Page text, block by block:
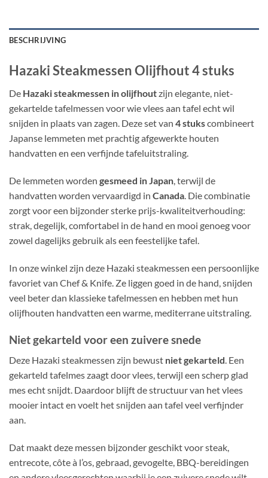
BESCHRIJVING
Hazaki Steakmessen Olijfhout 4 stuks
De Hazaki steakmessen in olijfhoutzijn elegante, niet-
gekartelde tafelmessen voor wie vlees aan tafel echt wil
snijden in plaats van zagen. Deze set van 4 stukscombineert
Japanse lemmeten met prachtig afgewerkte houten
handvatten en een verfijnde tafeluitstraling.
De lemmeten worden gesmeed in Japan, terwijl de
handvatten worden vervaardigd in Canada. Die combinatie
zorgt voor een bijzonder sterke prijs-kwaliteitverhouding:
strak, degelijk, comfortabel in de hand en mooi genoeg voor
zowel dagelijks gebruik als een feestelijke tafel.
In onze winkel zijn deze Hazaki steakmessen een persoonlijke
favoriet van Chef & Knife. Ze liggen goed in de hand, snijden
veel beter dan klassieke tafelmessen en hebben met hun
olijfhouten handvatten een warme, mediterrane uitstraling.
Niet gekarteld voor een zuivere snede
Deze Hazaki steakmessen zijn bewust niet gekarteld. Een
gekarteld tafelmes zaagt door vlees, terwijl een scherp glad
mes echt snijdt. Daardoor blijft de structuur van het vlees
mooier intact en voelt het snijden aan tafel veel verfijnder
aan.
Dat maakt deze messen bijzonder geschikt voor steak,
entrecote, côte à l’os, gebraad, gevogelte, BBQ-bereidingen